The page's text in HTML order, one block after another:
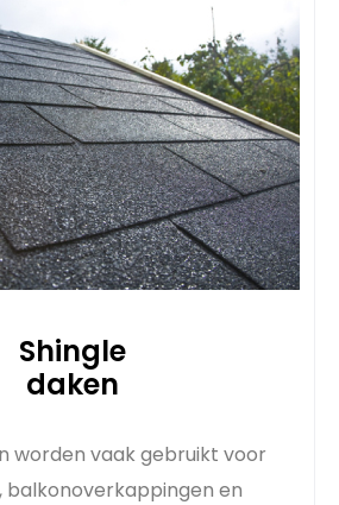
Shingle
daken
worden vaak gebruikt voor
balkonoverkappingen en